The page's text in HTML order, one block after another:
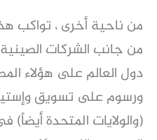
من ناحية أخرى ، تواكب
من جانب الشركات
دول العالم على هؤلاء
ورسوم على تسويق
(والولايات المتحدة